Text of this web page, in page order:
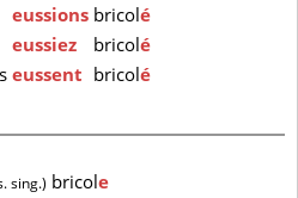
eussions bricolé
eussiez bricolé
eussent bricolé
sing.) bricole